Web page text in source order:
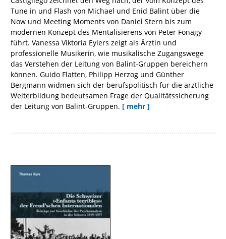
Tune in und Flash von Michael und Enid Balint über die
Now und Meeting Moments von Daniel Stern bis zum
modernen Konzept des Mentalisierens von Peter Fonagy
führt. Vanessa Viktoria Eylers zeigt als Ärztin und
professionelle Musikerin, wie musikalische Zugangswege
das Verstehen der Leitung von Balint-Gruppen bereichern
können. Guido Flatten, Philipp Herzog und Günther
Bergmann widmen sich der berufspolitisch für die ärztliche
Weiterbildung bedeutsamen Frage der Qualitätssicherung
der Leitung von Balint-Gruppen. [ mehr ]